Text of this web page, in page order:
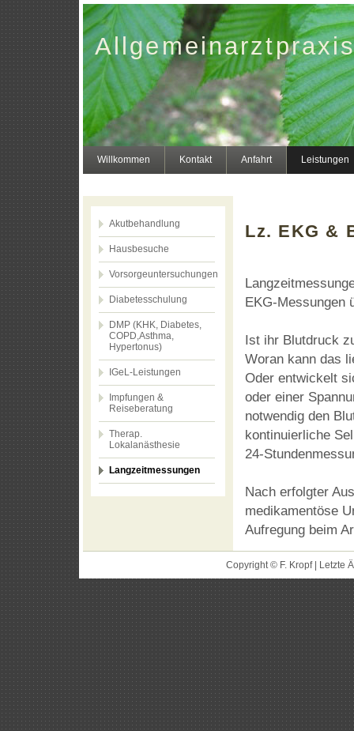
Willkommen Kontakt Anfahrt Leistungen
Akutbehandlung
Hausbesuche
Vorsorgeuntersuchungen
Diabetesschulung
DMP (KHK, Diabetes,
COPD,Asthma,
Hypertonus)
IGeL-Leistungen
Impfungen &
Reiseberatung
Therap.
Lokalanästhesie
Langzeitmessungen
Lz. EKG &
EKG-Messungen
Ist ihr Blutdruck
Woran kann das
Oder entwickelt
oder einer
notwendig den
kontinuierliche
24-
Nach erfolgter
medikamentöse
Aufregung beim
Copyright © F. Kropf | Letzte